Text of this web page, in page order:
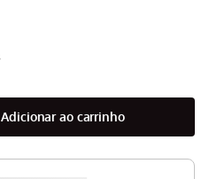
Adicionar ao carrinho